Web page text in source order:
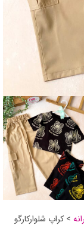
> کراپ شلوار‌کارگو‌